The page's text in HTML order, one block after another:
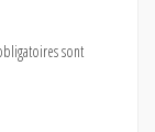
sont